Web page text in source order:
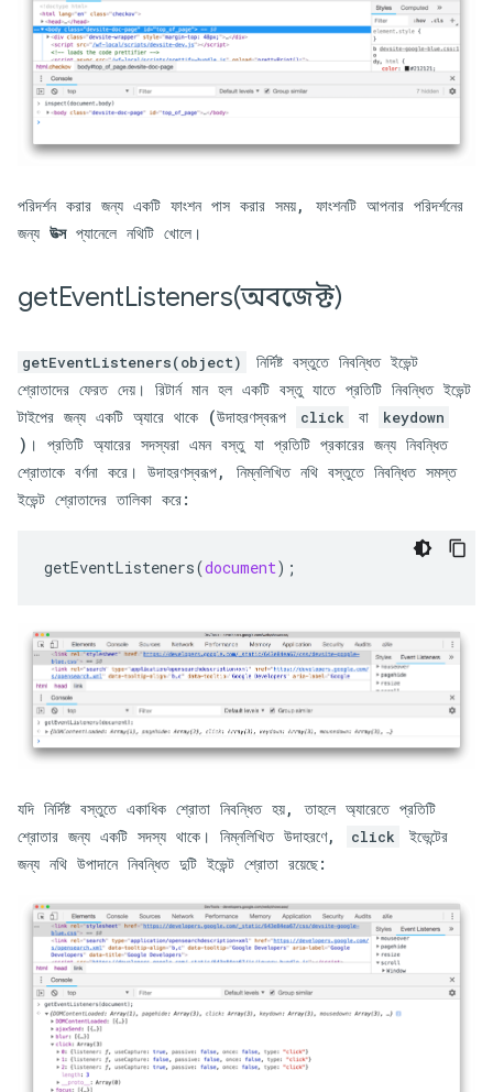
পরিদর্শন করার জন্য একটি ফাংশন পাস করার সময়, ফাংশনটি আপনার পরিদর্শনের
জন্য উত্সপ্যানেলে নথিটি খোলে।
getEventListeners(অবজেক্ট)
getEventListeners(object)
নির্দিষ্ট বস্তুতে নিবন্ধিত ইভেন্ট
শ্রোতাদের ফেরত দেয়। রিটার্ন মান হল একটি বস্তু যাতে প্রতিটি নিবন্ধিত ইভেন্ট
টাইপের জন্য একটি অ্যারে থাকে (উদাহরণস্বরূপ
click বা keydown
)। প্রতিটি অ্যারের সদস্যরা এমন বস্তু যা প্রতিটি প্রকারের জন্য নিবন্ধিত
শ্রোতাকে বর্ণনা করে। উদাহরণস্বরূপ, নিম্নলিখিত নথি বস্তুতে নিবন্ধিত সমস্ত
ইভেন্ট শ্রোতাদের তালিকা করে:
getEventListeners(document);
যদি নির্দিষ্ট বস্তুতে একাধিক শ্রোতা নিবন্ধিত হয়, তাহলে অ্যারেতে প্রতিটি
শ্রোতার জন্য একটি সদস্য থাকে। নিম্নলিখিত উদাহরণে,
click
ইভেন্টের
জন্য নথি উপাদানে নিবন্ধিত দুটি ইভেন্ট শ্রোতা রয়েছে: